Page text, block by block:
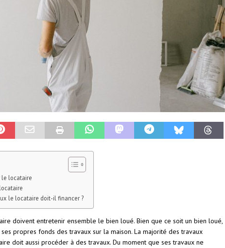
le locataire
le locataire doit-il financer ?
doivent entretenir ensemble le bien loué. Bien que ce soit un bien loué,
propres fonds des travaux sur la maison. La majorité des travaux
doit aussi procéder à des travaux. Du moment que ses travaux ne